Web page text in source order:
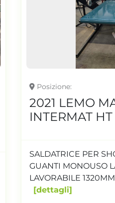
Posizione
2014
VITE 75 L/D 30
QUADRI
dettagli